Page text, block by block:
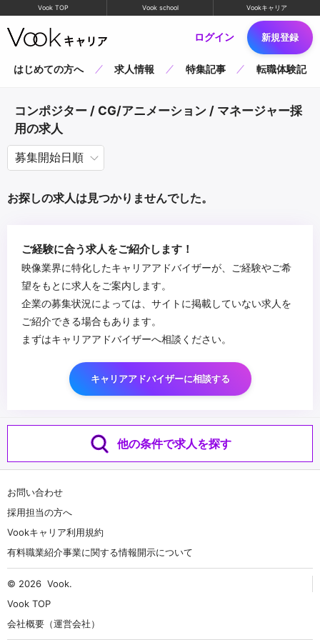
Vook TOP Vook school Vookキャリア
ログイン 新規登録
はじめての方へ 求人情報 特集記事 転職体験記
コンポジター / CG/アニメーション / マネージャー採
用の求人
お探しの求人は見つかりませんでした。
ご経験に合う求人をご紹介します！
映像業界に特化したキャリアアドバイザーが、ご経験やご希
望をもとに求人をご案内します。
企業の募集状況によっては、サイトに掲載していない求人を
ご紹介できる場合もあります。
まずはキャリアアドバイザーへ相談ください。
キャリアアドバイザーに相談する
他の条件で求人を探す
お問い合わせ
採用担当の方へ
Vookキャリア利用規約
有料職業紹介事業に関する情報開示について
© 2026 Vook.
Vook TOP
会社概要（運営会社）